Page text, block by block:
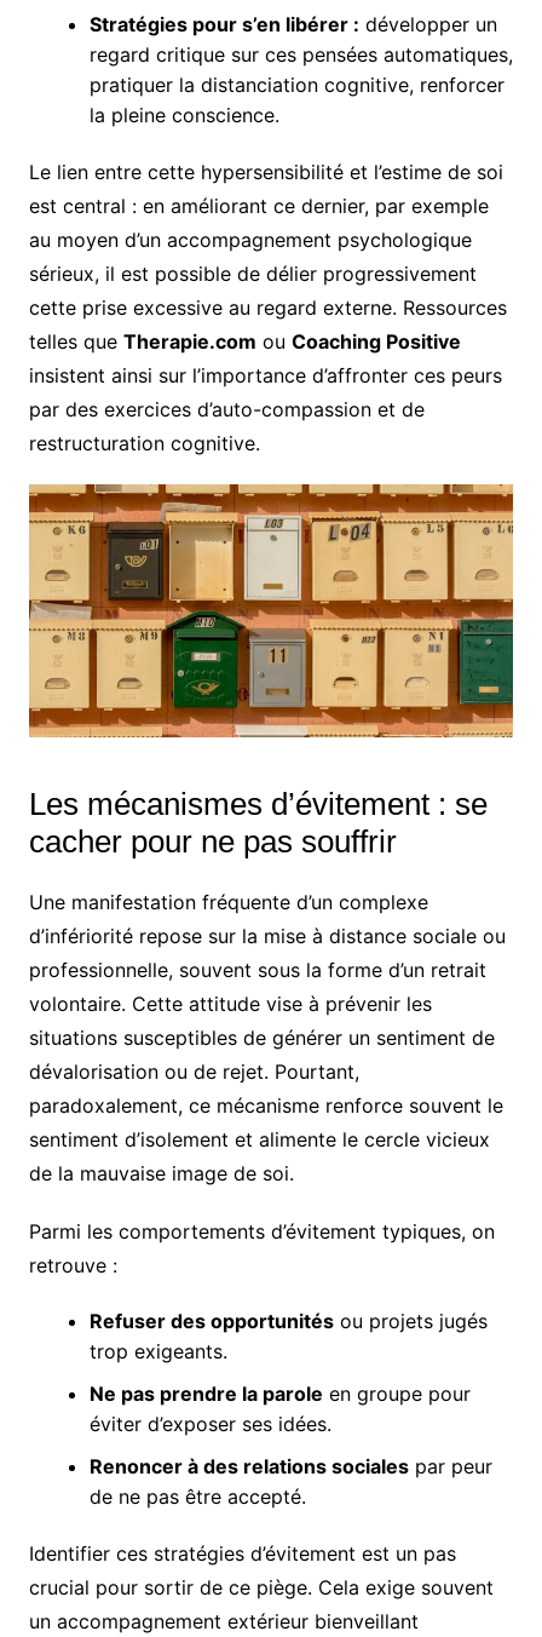
Stratégies pour s’en libérer : développer un
regard critique sur ces pensées automatiques,
pratiquer la distanciation cognitive, renforcer
la pleine conscience.
Le lien entre cette hypersensibilité et l’estime de soi
est central : en améliorant ce dernier, par exemple
au moyen d’un accompagnement psychologique
sérieux, il est possible de délier progressivement
cette prise excessive au regard externe. Ressources
telles que Therapie.com ou Coaching Positive
insistent ainsi sur l’importance d’affronter ces peurs
par des exercices d’auto-compassion et de
restructuration cognitive.
Les mécanismes d’évitement : se
cacher pour ne pas souffrir
Une manifestation fréquente d’un complexe
d’infériorité repose sur la mise à distance sociale ou
professionnelle, souvent sous la forme d’un retrait
volontaire. Cette attitude vise à prévenir les
situations susceptibles de générer un sentiment de
dévalorisation ou de rejet. Pourtant,
paradoxalement, ce mécanisme renforce souvent le
sentiment d’isolement et alimente le cercle vicieux
de la mauvaise image de soi.
Parmi les comportements d’évitement typiques, on
retrouve :
Refuser des opportunitésou projets jugés
trop exigeants.
Ne pas prendre la parole en groupe pour
éviter d’exposer ses idées.
Renoncer à des relations socialespar peur
de ne pas être accepté.
Identifier ces stratégies d’évitement est un pas
crucial pour sortir de ce piège. Cela exige souvent
un accompagnement extérieur bienveillant